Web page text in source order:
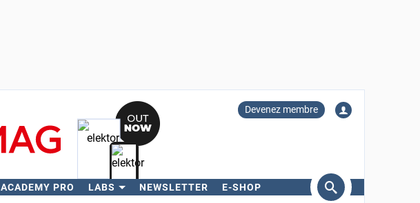
Devenez membre
ACADEMY PRO LABS NEWSLETTER E-SHOP